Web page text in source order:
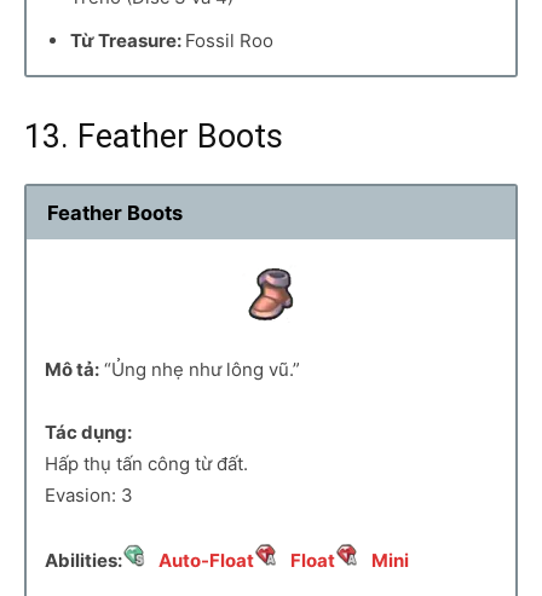
Từ Treasure: Fossil Roo
13. Feather Boots
Feather Boots
Mô tả: “Ủng nhẹ như lông vũ.”
Tác dụng:
Hấp thụ tấn công từ đất.
Evasion: 3
Abilities: Auto-Float Float Mini